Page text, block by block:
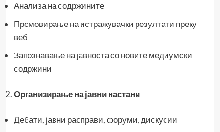
Анализа на содржините
Промовирање на истражувачки резултати преку
веб
Запознавање на јавноста со новите медиумски
содржини
Организирање на јавни настани
Дебати, јавни расправи, форуми, дискусии